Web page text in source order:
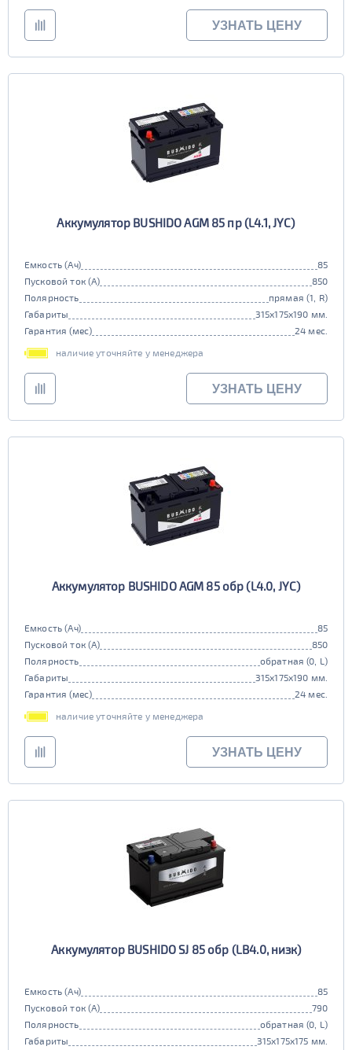
УЗНАТЬ ЦЕНУ
Аккумулятор BUSHIDO AGM 85 пр (L4.1, JYC)
Емкость (Ач)
85
Пусковой ток (А)
850
Полярность
прямая (1, R)
Габариты
315x175x190 мм.
Гарантия (мес)
24 мес.
наличие уточняйте у менеджера
УЗНАТЬ ЦЕНУ
Аккумулятор BUSHIDO AGM 85 обр (L4.0, JYC)
Емкость (Ач)
85
Пусковой ток (А)
850
Полярность
обратная (0, L)
Габариты
315x175x190 мм.
Гарантия (мес)
24 мес.
наличие уточняйте у менеджера
УЗНАТЬ ЦЕНУ
Аккумулятор BUSHIDO SJ 85 обр (LB4.0, низк)
Емкость (Ач)
85
Пусковой ток (А)
790
Полярность
обратная (0, L)
Габариты
315x175x175 мм.